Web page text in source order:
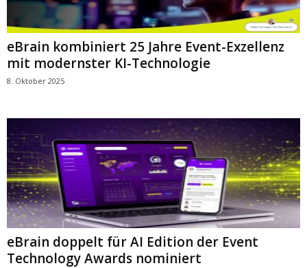
eBrain kombiniert 25 Jahre Event-Exzellenz
mit modernster KI-Technologie
8. Oktober 2025
eBrain doppelt für AI Edition der Event
Technology Awards nominiert